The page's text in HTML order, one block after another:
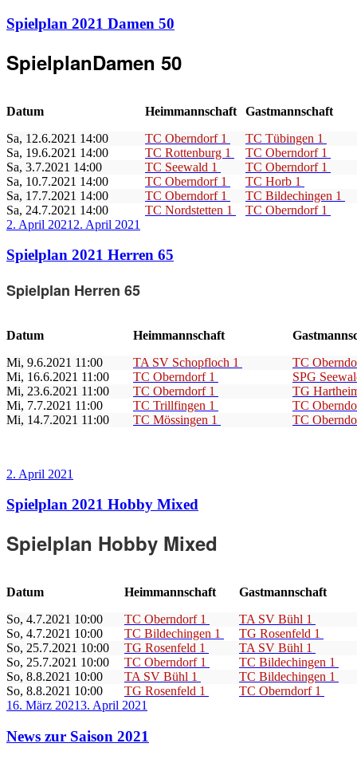
Spielplan 2021 Damen 50
SpielplanDamen 50
Datum Heimmannschaft
Gastmannschaft
Sa, 12.6.2021 14:00
TC Oberndorf 1
TC Tübingen 1
Sa, 19.6.2021 14:00
TC Rottenburg 1
TC Oberndorf 1
Sa, 3.7.2021 14:00
TC Seewald 1
TC Oberndorf 1
Sa, 10.7.2021 14:00
TC Oberndorf 1
TC Horb 1
Sa, 17.7.2021 14:00
TC Oberndorf 1
TC Bildechingen 1
Sa, 24.7.2021 14:00
TC Nordstetten 1
TC Oberndorf 1
Veröffentlicht
2. April 2021 2. April 2021
Spielplan 2021 Herren 65
Spielplan Herren 65
Datum Heimmannschaft
Mi, 9.6.2021 11:00
TA SV Schopfloch 1
TC
Mi, 16.6.2021 11:00
TC Oberndorf 1
SPG
Mi, 23.6.2021 11:00
TC Oberndorf 1
TG
Mi, 7.7.2021 11:00
TC Trillfingen 1
TC
Mi, 14.7.2021 11:00
TC Mössingen 1 TC
Veröffentlicht
2. April 2021
Spielplan 2021 Hobby Mixed
Spielplan Hobby Mixed
Datum Heimmannschaft
Gastmannschaft
So, 4.7.2021 10:00
TC Oberndorf 1
TA SV Bühl 1
So, 4.7.2021 10:00
TC Bildechingen 1
TG Rosenfeld 1
So, 25.7.2021 10:00
TG Rosenfeld 1
TA SV Bühl 1
So, 25.7.2021 10:00
TC Oberndorf 1
TC Bildechingen 1
So, 8.8.2021 10:00
TA SV Bühl 1
TC Bildechingen 1
So, 8.8.2021 10:00
TG Rosenfeld 1
TC Oberndorf 1
Veröffentlicht
16. März 20213. April 2021
News zur Saison 2021